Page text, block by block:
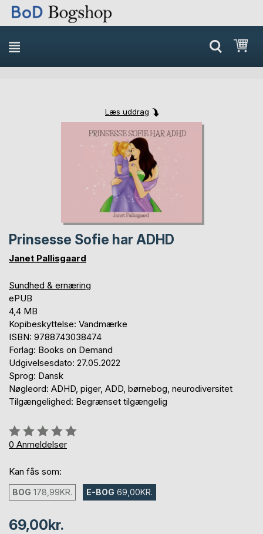
Læs uddrag
Skip
to
the
end
of
the
images
gallery
Skip
to
the
beginning
of
the
images
gallery
Prinsesse Sofie har ADHD
Janet Pallisgaard
Sundhed & ernæring
ePUB
4,4 MB
Kopibeskyttelse: Vandmærke
ISBN: 9788743038474
Forlag: Books on Demand
Udgivelsesdato: 27.05.2022
Sprog: Dansk
Nøgleord: ADHD, piger, ADD, børnebog, neurodiversitet
Tilgængelighed: Begrænset tilgængelig
Anmeldelse::
0%
0 Anmeldelser
Kan fås som:
BOG 178,99KR. E-BOG 69,00KR.
69,00kr.